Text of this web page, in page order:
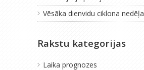
Vēsāka dienvidu ciklona nedēļa
Rakstu kategorijas
Laika prognozes